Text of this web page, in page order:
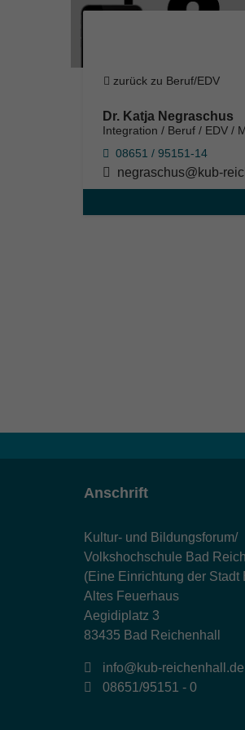
zurück zu Beruf/EDV
Dr. Katja Negraschus
Integration / Beruf / EDV /
08651 / 95151-14
negraschus@kub-
Anschrift
Kultur- und Bildungsforum/
Volkshochschule Bad
(Eine Einrichtung der
Altes Feuerhaus
Aegidiplatz 3
83435 Bad Reichenhall
info@kub-reichenhall.de
08651/95151 - 0